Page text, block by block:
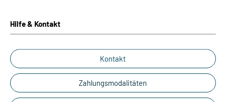
Hilfe & Kontakt
Kontakt
Zahlungsmodalitäten